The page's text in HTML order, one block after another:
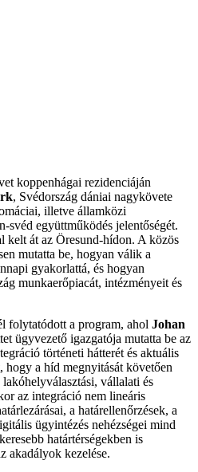
koppenhágai rezidenciáján
, Svédország dániai nagykövete
illetve államközi
svéd együttműködés jelentőségét.
kelt át az Öresund-hídon. A közös
mutatta be, hogyan válik a
gyakorlattá, és hogyan
munkaerőpiacát, intézményeit és
folytatódott a program, ahol Johan
ügyvezető igazgatója mutatta be az
történeti hátterét és aktuális
hogy a híd megnyitását követően
vállalati és
az integráció nem lineáris
a határellenőrzések, a
ügyintézés nehézségei mind
határtérségekben is
akadályok kezelése.